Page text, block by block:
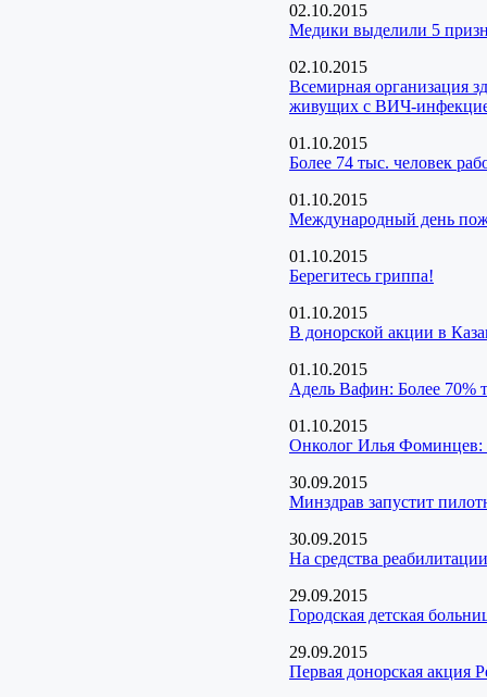
02.10.2015
Медики выделили 5
02.10.2015
Всемирная организация
живущих с ВИЧ-
01.10.2015
Более 74 тыс. человек
01.10.2015
Международный день
01.10.2015
Берегитесь гриппа!
01.10.2015
В донорской акции в
01.10.2015
Адель Вафин: Более 70%
01.10.2015
Онколог Илья Фоминцев:
30.09.2015
Минздрав запустит
30.09.2015
На средства
29.09.2015
Городская детская
29.09.2015
Первая донорская акция